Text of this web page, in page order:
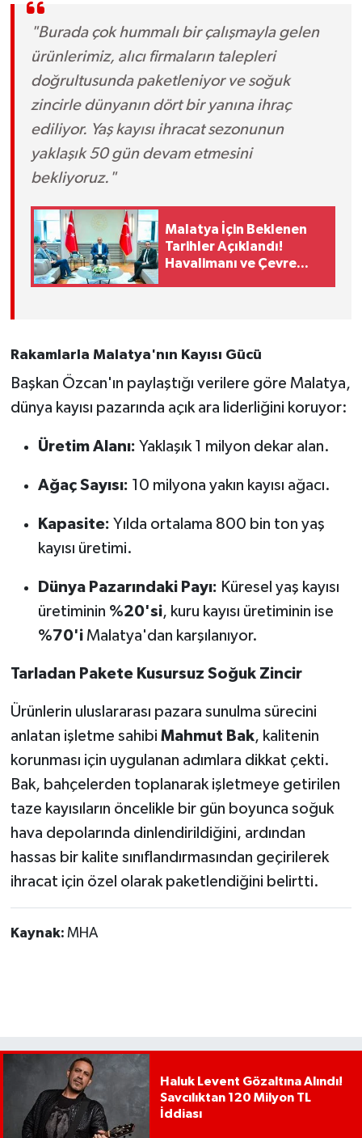
"Burada çok hummalı bir çalışmayla gelen
ürünlerimiz, alıcı firmaların talepleri
doğrultusunda paketleniyor ve soğuk
zincirle dünyanın dört bir yanına ihraç
ediliyor. Yaş kayısı ihracat sezonunun
yaklaşık 50 gün devam etmesini
bekliyoruz."
Malatya İçin Beklenen
Tarihler Açıklandı!
Havalimanı ve Çevre
Rakamlarla Malatya'nın Kayısı Gücü
Başkan Özcan'ın paylaştığı verilere göre Malatya,
dünya kayısı pazarında açık ara liderliğini koruyor:
Üretim Alanı: Yaklaşık 1 milyon dekar alan.
Ağaç Sayısı: 10 milyona yakın kayısı ağacı.
Kapasite: Yılda ortalama 800 bin ton yaş
kayısı üretimi.
Dünya Pazarındaki Payı: Küresel yaş kayısı
üretiminin %20'si, kuru kayısı üretiminin ise
%70'iMalatya'dan karşılanıyor.
Tarladan Pakete Kusursuz Soğuk Zincir
Ürünlerin uluslararası pazara sunulma sürecini
anlatan işletme sahibi Mahmut Bak, kalitenin
korunması için uygulanan adımlara dikkat çekti.
Bak, bahçelerden toplanarak işletmeye getirilen
taze kayısıların öncelikle bir gün boyunca soğuk
hava depolarında dinlendirildiğini, ardından
hassas bir kalite sınıflandırmasından geçirilerek
ihracat için özel olarak paketlendiğini belirtti.
Kaynak: MHA
Haluk Levent Gözaltına Alındı!
Savcılıktan 120 Milyon TL
İddiası